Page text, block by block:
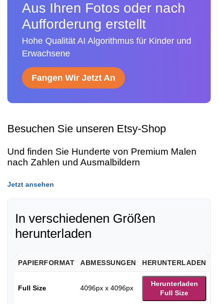
Aus Ihren Fotos oder nach
Aufforderung erstellt
Hohe Qualität AI Algorithmus für Kinder und
Erwachsene
Fangen Wir Jetzt An
Besuchen Sie unseren Etsy-Shop
Und finden Sie Hunderte von Premium Malen
nach Zahlen und Ausmalbildern
Jetzt ansehen
In verschiedenen Größen
herunterladen
PAPIERFORMAT ABMESSUNGEN HERUNTERLADEN
Full Size 4096px x 4096px
Herunterladen
Full Size